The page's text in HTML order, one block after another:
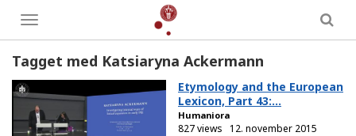
Toggle
menu
Tagget med Katsiaryna Ackermann
Etymology and the European
Lexicon, Part 43:...
Humaniora
827 views 12. november 2015